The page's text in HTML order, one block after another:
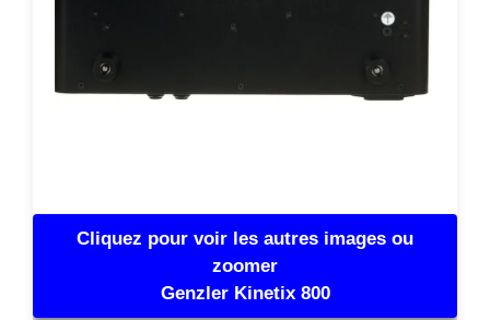
Cliquez pour voir les autres images ou
zoomer
Genzler Kinetix 800